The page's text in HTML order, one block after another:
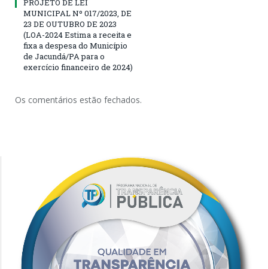
PROJETO DE LEI
MUNICIPAL Nº 017/2023, DE
23 DE OUTUBRO DE 2023
(LOA-2024 Estima a receita e
fixa a despesa do Município
de Jacundá/PA para o
exercício financeiro de 2024)
Os comentários estão fechados.